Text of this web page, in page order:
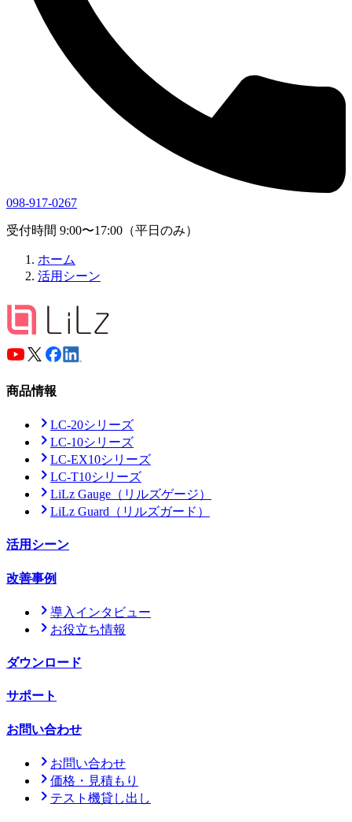
098-917-0267
受付時間 9:00〜17:00（平日のみ）
ホーム
活用シーン
商品情報
LC-20シリーズ
LC-10シリーズ
LC-EX10シリーズ
LC-T10シリーズ
LiLz Gauge （リルズゲージ）
LiLz Guard （リルズガード）
活用シーン
改善事例
導入インタビュー
お役立ち情報
ダウンロード
サポート
お問い合わせ
お問い合わせ
価格・見積もり
テスト機貸し出し